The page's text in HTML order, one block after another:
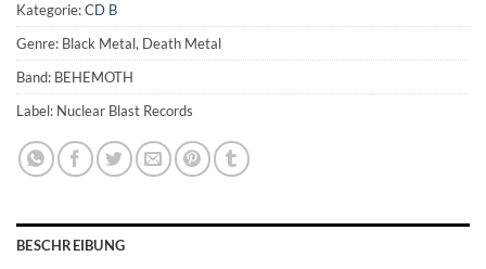
Kategorie:CD B
Genre: Black Metal, Death Metal
Band: BEHEMOTH
Label: Nuclear Blast Records
BESCHREIBUNG